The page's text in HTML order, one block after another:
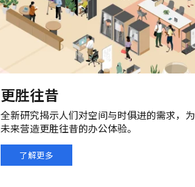
更胜往昔
全新研究揭示人们对空间与时俱进的需求，为
未来营造更胜往昔的办公体验。
了解更多